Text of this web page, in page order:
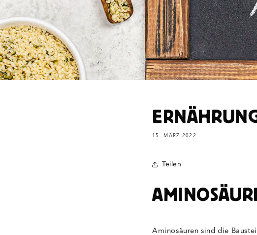
15. MÄRZ 2022
Teilen
Aminosäuren sind die